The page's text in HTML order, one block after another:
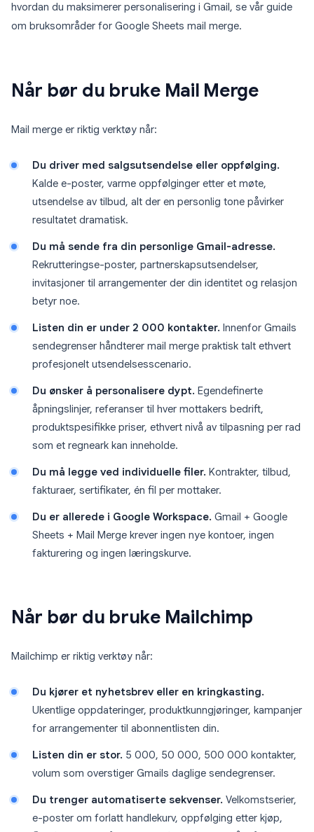
hvordan du maksimerer personalisering i Gmail, se vår guide
om bruksområder for Google Sheets mail merge.
Når bør du bruke Mail Merge
Mail merge er riktig verktøy når:
Du driver med salgsutsendelse eller oppfølging.
Kalde e-poster, varme oppfølginger etter et møte,
utsendelse av tilbud, alt der en personlig tone påvirker
resultatet dramatisk.
Du må sende fra din personlige Gmail-adresse.
Rekrutteringse-poster, partnerskapsutsendelser,
invitasjoner til arrangementer der din identitet og relasjon
betyr noe.
Listen din er under 2 000 kontakter. Innenfor Gmails
sendegrenser håndterer mail merge praktisk talt ethvert
profesjonelt utsendelsesscenario.
Du ønsker å personalisere dypt. Egendefinerte
åpningslinjer, referanser til hver mottakers bedrift,
produktspesifikke priser, ethvert nivå av tilpasning per rad
som et regneark kan inneholde.
Du må legge ved individuelle filer. Kontrakter, tilbud,
fakturaer, sertifikater, én fil per mottaker.
Du er allerede i Google Workspace. Gmail + Google
Sheets + Mail Merge krever ingen nye kontoer, ingen
fakturering og ingen læringskurve.
Når bør du bruke Mailchimp
Mailchimp er riktig verktøy når:
Du kjører et nyhetsbrev eller en kringkasting.
Ukentlige oppdateringer, produktkunngjøringer, kampanjer
for arrangementer til abonnentlisten din.
Listen din er stor. 5 000, 50 000, 500 000 kontakter,
volum som overstiger Gmails daglige sendegrenser.
Du trenger automatiserte sekvenser. Velkomstserier,
e-poster om forlatt handlekurv, oppfølging etter kjøp,